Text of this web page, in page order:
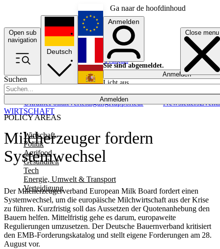
Ga naar de hoofdinhoud
Open sub
navigation
Close menu
Suchen
Anmelden
POLICY AREAS
Wirtschaft
Politik
Agrifood
Gesundheit
Tech
Energie, Umwelt & Transport
Verteidigung
UkrainePolitikVerteidigungRapporteur NewslettersEvents
Deutsch
English
Français
Anmelden
Sie sind abgemeldet.
Anmelden
Licht aus
Milcherzeuger fordern
Systemwechsel
Der Milcherzeugerverband European Milk Board fordert einen
Systemwechsel, um die europäische Milchwirtschaft aus der Krise
zu führen. Kurzfristig soll das Aussetzen der Quotenanhebung den
Bauern helfen. Mittelfristig gehe es darum, europaweite
Regulierungen umzusetzen. Der Deutsche Bauernverband kritisiert
den EMB-Forderungskatalog und stellt eigene Forderungen am 28.
August vor.
WIRTSCHAFT